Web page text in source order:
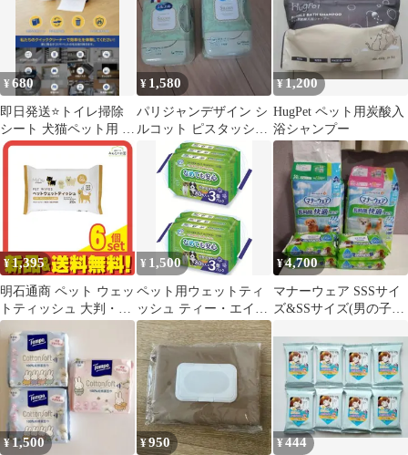
¥680
即日発送⭐️トイレ掃除
シート 犬猫ペット用 ド
ライクイッククリーナ
ー特殊粘着剤
¥ 1,580
パリジャンデザイン シ
ルコット ピスタッシュ
¥1,200
HugPet ペット用炭酸入
浴シャンプー
¥1,395
明石通商 ペット ウェッ
トティッシュ 大判・厚
手 全身用 20枚入 6個セ
ット まとめ売り
¥ 1,500
ペット用ウェットティ
ッシュ ティー・エイ
チ・ティー プラスケア
フォーペッツ 80枚入り
x3パックx2個セット 合
計480枚
¥4,700
マナーウェア SSSサイ
ズ&SSサイズ(男の子
ュ
¥1,500 ¥950 ¥444